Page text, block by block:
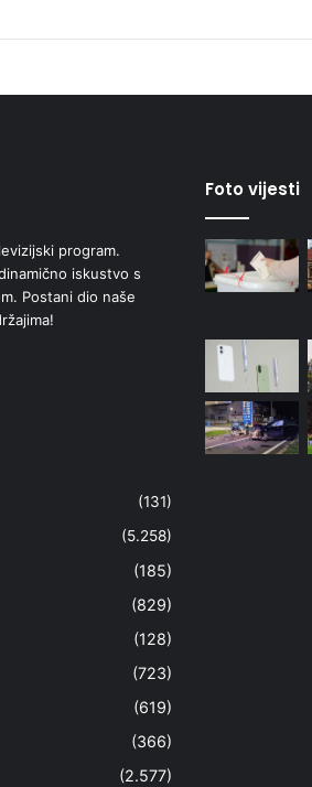
program.
iskustvo s
Postani dio naše
(131)
(5.258)
(185)
(829)
(128)
(723)
(619)
(366)
(2.577)
Foto vijesti